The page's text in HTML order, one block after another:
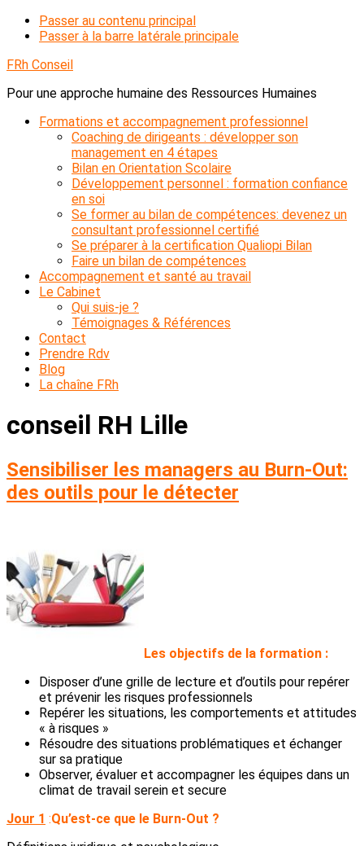
Passer au contenu principal
Passer à la barre latérale principale
FRh Conseil
Pour une approche humaine des Ressources Humaines
Formations et accompagnement professionnel
Coaching de dirigeants : développer son
management en 4 étapes
Bilan en Orientation Scolaire
Développement personnel : formation confiance
en soi
Se former au bilan de compétences: devenez un
consultant professionnel certifié
Se préparer à la certification Qualiopi Bilan
Faire un bilan de compétences
Accompagnement et santé au travail
Le Cabinet
Qui suis-je ?
Témoignages & Références
Contact
Prendre Rdv
Blog
La chaîne FRh
conseil RH Lille
Sensibiliser les managers au Burn-Out:
des outils pour le détecter
Les objectifs de la formation :
Disposer d’une grille de lecture et d’outils pour repérer
et prévenir les risques professionnels
Repérer les situations, les comportements et attitudes
« à risques »
Résoudre des situations problématiques et échanger
sur sa pratique
Observer, évaluer et accompagner les équipes dans un
climat de travail serein et secure
Jour 1 :Qu’est-ce que le Burn-Out ?